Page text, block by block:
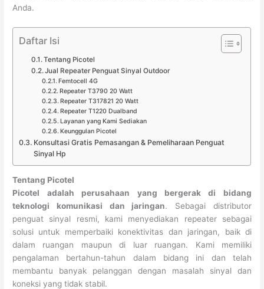
Anda.
Daftar Isi
Tentang Picotel
Jual Repeater Penguat Sinyal Outdoor
Femtocell 4G
Repeater T3790 20 Watt
Repeater T317821 20 Watt
Repeater T1220 Dualband
Layanan yang Kami Sediakan
Keunggulan Picotel
Konsultasi Gratis Pemasangan & Pemeliharaan Penguat
Sinyal Hp
Tentang Picotel
Picotel adalah perusahaan yang bergerak di bidang
teknologi komunikasi dan jaringan. Sebagai distributor
penguat sinyal resmi, kami menyediakan repeater sebagai
solusi untuk memperbaiki konektivitas dan jaringan, baik di
dalam ruangan maupun di luar ruangan. Kami memiliki
pengalaman bertahun-tahun dalam bidang ini dan telah
membantu banyak pelanggan dengan masalah sinyal dan
koneksi yang tidak stabil.